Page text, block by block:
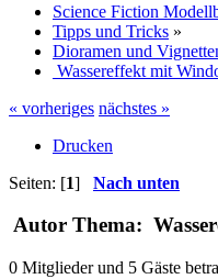
Science Fiction
Tipps und Tricks »
Dioramen und
Wassereffekt mit
« vorheriges nächstes »
Drucken
Seiten: [1] Nach unten
Autor Thema:
0 Mitglieder und 5 Gäste